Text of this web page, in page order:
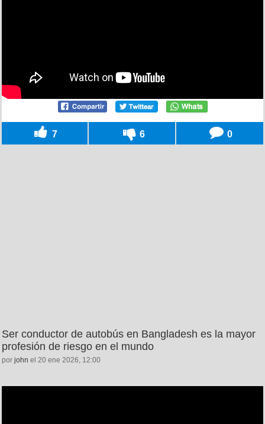
7 6 0
Ser conductor de autobús en Bangladesh es la mayor
profesión de riesgo en el mundo
por john el 20 ene 2026, 12:00